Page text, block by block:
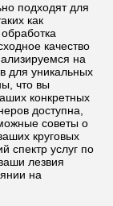
подходят для
как
качество
на
для уникальных
что вы
конкретных
доступна,
советы о
круговых
спектр услуг по
лезвия
на